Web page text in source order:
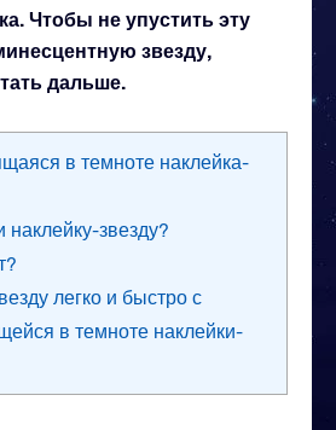
Чтобы не упустить эту
звезду,
дальше.
в темноте наклейка-
наклейку-звезду?
легко и быстро с
в темноте наклейки-